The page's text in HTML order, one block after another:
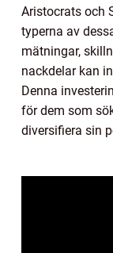
Aristocrats och
typerna av
mätningar,
nackdelar kan
Denna
för dem som
diversifiera sin